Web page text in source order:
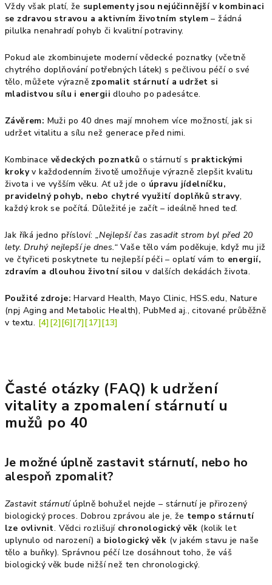
Vždy však platí, že suplementy jsou nejúčinnější v kombinaci
se zdravou stravou a aktivním životním stylem – žádná
pilulka nenahradí pohyb či kvalitní potraviny.
Pokud ale zkombinujete moderní vědecké poznatky (včetně
chytrého doplňování potřebných látek) s pečlivou péčí o své
tělo, můžete výrazně zpomalit stárnutí a udržet si
mladistvou sílu i energii dlouho po padesátce.
Závěrem: Muži po 40 dnes mají mnohem více možností, jak si
udržet vitalitu a sílu než generace před nimi.
Kombinace vědeckých poznatků o stárnutí s praktickými
krokyv každodenním životě umožňuje výrazně zlepšit kvalitu
života i ve vyšším věku. Ať už jde o úpravu jídelníčku,
pravidelný pohyb, nebo chytré využití doplňků stravy,
každý krok se počítá. Důležité je začít – ideálně hned teď.
Jak říká jedno přísloví: „Nejlepší čas zasadit strom byl před 20
lety. Druhý nejlepší je dnes.“ Vaše tělo vám poděkuje, když mu již
ve čtyřiceti poskytnete tu nejlepší péči – oplatí vám to energií,
zdravím a dlouhou životní silou v dalších dekádách života.
Použité zdroje: Harvard Health, Mayo Clinic, HSS.edu, Nature
(npj Aging and Metabolic Health), PubMed aj., citované průběžně
v textu. [4][2][6][7][17][13]
Časté otázky (FAQ) k udržení
vitality a zpomalení stárnutí u
mužů po 40
Je možné úplně zastavit stárnutí, nebo ho
alespoň zpomalit?
Zastavit stárnutíúplně bohužel nejde – stárnutí je přirozený
biologický proces. Dobrou zprávou ale je, že tempo stárnutí
lze ovlivnit. Vědci rozlišují chronologický věk (kolik let
uplynulo od narození) a biologický věk (v jakém stavu je naše
tělo a buňky). Správnou péčí lze dosáhnout toho, že váš
biologický věk bude nižší než ten chronologický.